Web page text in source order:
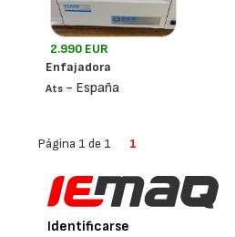
2.990 EUR
Enfajadora
Ats - España
Página 1 de 1 1
Identificarse